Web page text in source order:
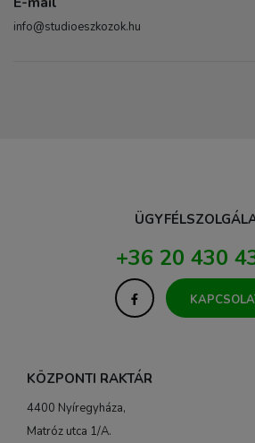
info@studioeszkozok.hu
+36 20 430
KÖZPONTI RAKTÁR
4400 Nyíregyháza,
Matróz utca 1/A.